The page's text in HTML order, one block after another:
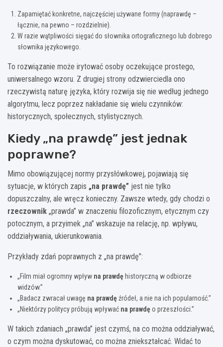
Zapamiętać konkretne, najczęściej używane formy (naprawdę –
łącznie, na pewno – rozdzielnie).
W razie wątpliwości sięgać do słownika ortograficznego lub dobrego
słownika językowego.
To rozwiązanie może irytować osoby oczekujące prostego,
uniwersalnego wzoru. Z drugiej strony odzwierciedla ono
rzeczywistą naturę języka, który rozwija się nie według jednego
algorytmu, lecz poprzez nakładanie się wielu czynników:
historycznych, społecznych, stylistycznych.
Kiedy „na prawdę” jest jednak
poprawne?
Mimo obowiązującej normy przysłówkowej, pojawiają się
sytuacje, w których zapis „na prawdę” jest nie tylko
dopuszczalny, ale wręcz konieczny. Zawsze wtedy, gdy chodzi o
rzeczownik „prawda” w znaczeniu filozoficznym, etycznym czy
potocznym, a przyimek „na” wskazuje na relację, np. wpływu,
oddziaływania, ukierunkowania.
Przykłady zdań poprawnych z „na prawdę”:
„Film miał ogromny wpływ na prawdę historyczną w odbiorze
widzów.”
„Badacz zwracał uwagę na prawdęźródeł, a nie na ich popularność.”
„Niektórzy politycy próbują wpływać na prawdęo przeszłości.”
W takich zdaniach „prawda” jest czymś, na co można oddziaływać,
o czym można dyskutować, co można zniekształcać. Widać to